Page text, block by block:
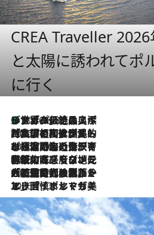
CREA Traveller
と太陽に誘われてポ
に行く
2026.8.8
リスボンの絶品スイーツ「パステル・デ・ナタ」とは？ポルトガル伝統の奥深い世界へ
2026.7.27
「私の祖国はポルトガル語です」国民的詩人フェルナンド・ペソアと、彼が愛した文学の街を歩く
2026.7.26
ポルトガル近海が育む極上の海の幸。キリリと冷えた白ワインと愉しむ、シーフード専門店の贅沢
2026.7.22
伝統の味をモダンに昇華。高感度な地元客が集う、リスボンの最旬ガストロノミー
2026.7.21
大航海時代の栄華から、震災、独裁、そして革命へ。ポルトガル・首都リスボンの石畳に刻まれた「歴史の光と影」
2026.7.13
エッセイ・ヤマザキマリ「慎ましくも美しき国 ポルトガル」